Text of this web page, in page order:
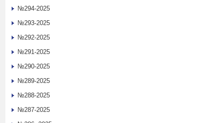
№294-2025
№293-2025
№292-2025
№291-2025
№290-2025
№289-2025
№288-2025
№287-2025